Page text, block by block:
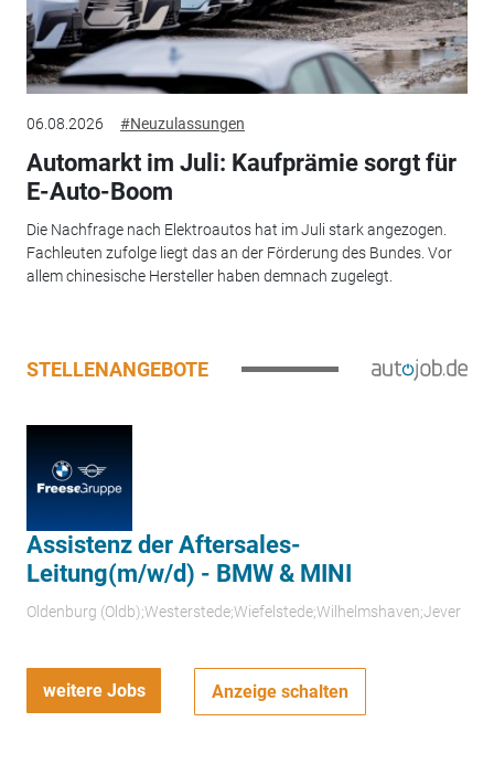
06.08.2026 #Neuzulassungen
Automarkt im Juli: Kaufprämie sorgt für
E-Auto-Boom
Die Nachfrage nach Elektroautos hat im Juli stark angezogen.
Fachleuten zufolge liegt das an der Förderung des Bundes. Vor
allem chinesische Hersteller haben demnach zugelegt.
STELLENANGEBOTE
Assistenz der Aftersales-
Leitung(m/w/d) - BMW & MINI
Oldenburg (Oldb);Westerstede;Wiefelstede;Wilhelmshaven;Jever
weitere Jobs Anzeige schalten